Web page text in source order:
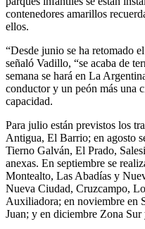
contenedores amarillos
ellos.
“Desde junio se ha retomado el
señaló Vadillo, “se acaba de
semana se hará en La
conductor y un peón más una
capacidad.
Para julio están previstos los
Antigua, El Barrio; en agosto
Tierno Galván, El Prado,
anexas. En septiembre se
Montealto, Las Abadías y
Nueva Ciudad, Cruzcampo,
Auxiliadora; en noviembre en
Juan; y en diciembre Zona